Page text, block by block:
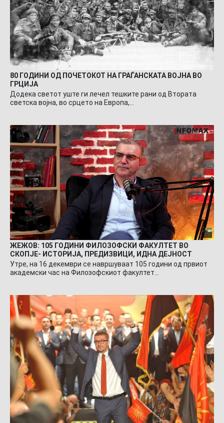
80 ГОДИНИ ОД ПОЧЕТОКОТ НА ГРАЃАНСКАТА ВОЈНА ВО
ГРЦИЈА
Додека светот уште ги лечел тешките рани од Втората
светска војна, во срцето на Европа,…
ЖЕЖОВ: 105 ГОДИНИ ФИЛОЗОФСКИ ФАКУЛТЕТ ВО
СКОПЈЕ- ИСТОРИЈА, ПРЕДИЗВИЦИ, ИДНА ДЕЈНОСТ
Утре, на 16 декември се навршуваат 105 години од првиот
академски час на Филозофскиот факултет…